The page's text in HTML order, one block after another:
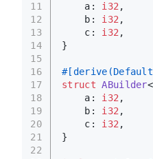
11
12
13
14
15
16
17
18
19
20
21
22
    a:
i32 ,
    b:
i32 ,
    c:
i32 ,
}
struct ABuilder<
    a:
i32 ,
    b:
i32 ,
    c:
i32 ,
}